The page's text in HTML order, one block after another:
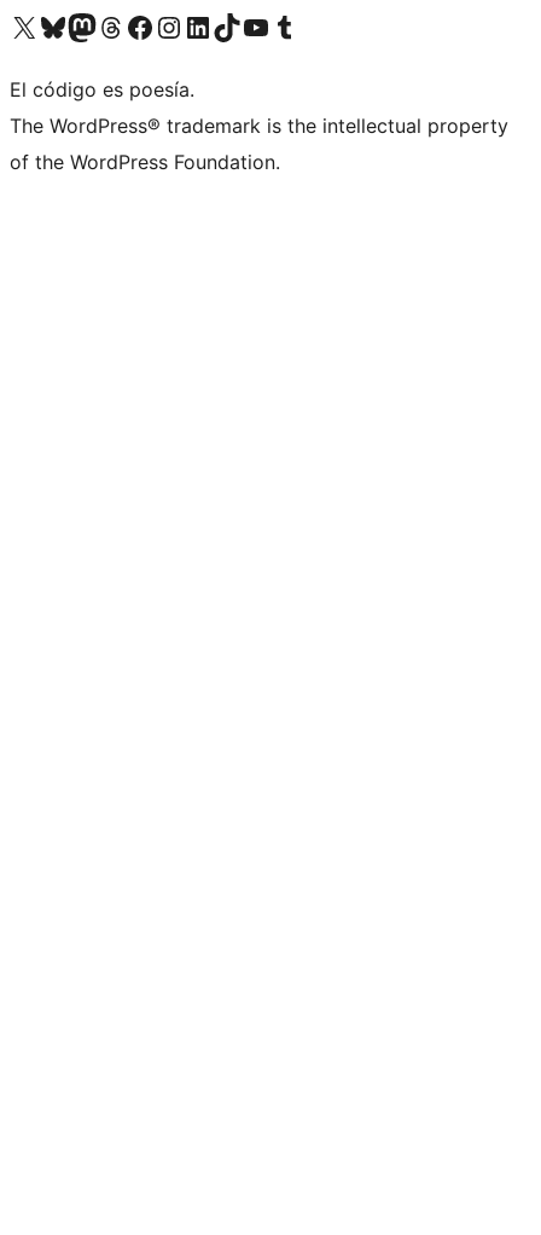
Visita nuestra cuenta de X (anteriormente Twitter)
Visita nuestra cuenta de Bluesky
Visita nuestra cuenta de Mastodon
Visita nuestra cuenta de Threads
Visita nuestra página de Facebook
Visita nuestra cuenta de Instagram
Visita nuestra cuenta de LinkedIn
Visita nuestra cuenta de TikTok
Visita nuestro canal de YouTube
Visita nuestra cuenta de Tumblr
El código es poesía.
The WordPress® trademark is the intellectual property
of the WordPress Foundation.